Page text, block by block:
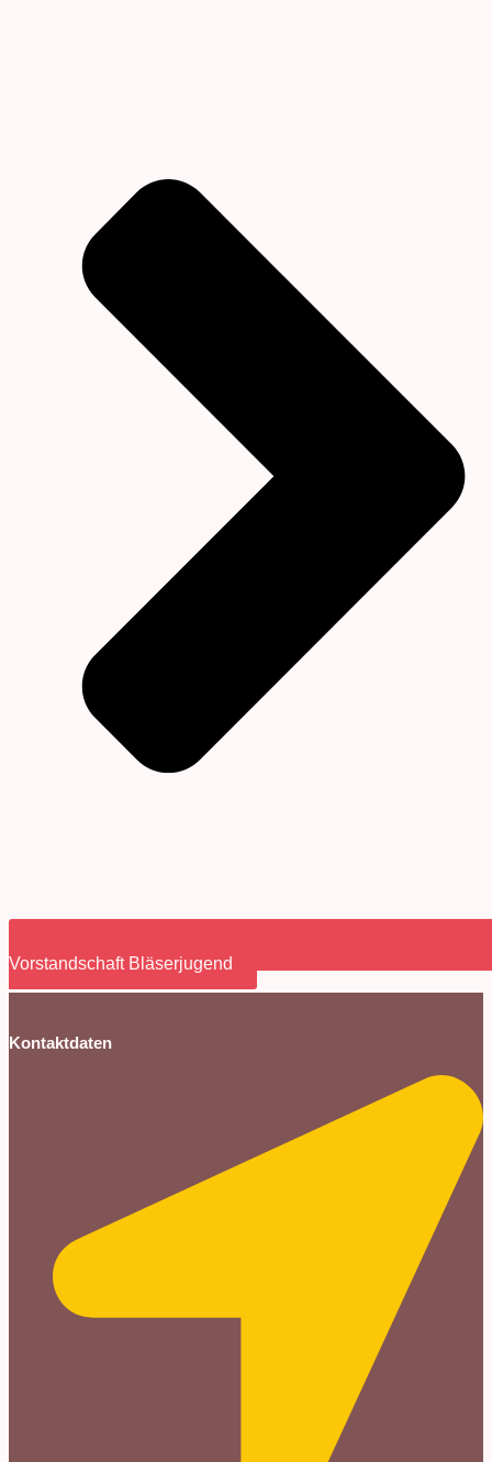
Vorstandschaft Bläserjugend
Kontaktdaten